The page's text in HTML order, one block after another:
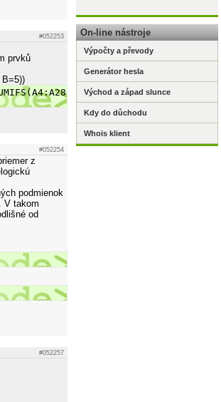
#052253
prvků
#052254
z
podmienok
V takom
od
#052257
On-line nástroje
Výpočty a převody
Generátor hesla
Východ a západ slunce
Kdy do důchodu
Whois klient